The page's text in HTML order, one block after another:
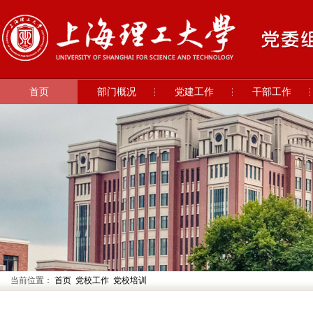
首页 部门概况 党建工作 干部工作
当前位置： 首页 党校工作 党校培训